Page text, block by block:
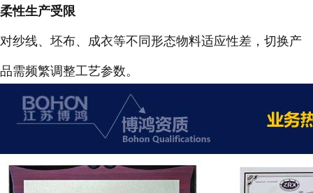
柔性生产受限
对纱线、坯布、成衣等不同形态物料适应性差，切换产
品需频繁调整工艺参数。